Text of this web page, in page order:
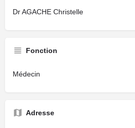
Dr AGACHE Christelle
Fonction
Médecin
Adresse